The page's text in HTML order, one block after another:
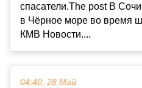
спасатели.The post В
в Чёрное море во время
КМВ Новости....
04:40, 28 Май